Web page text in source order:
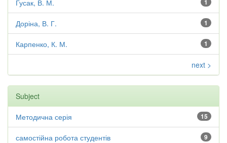
1
Гусак, В. М.
1
Доріна, В. Г.
1
Карпенко, К. М.
next >
Subject
15
Методична серія
9
самостійна робота студентів